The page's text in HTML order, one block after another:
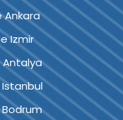
Ankara
Izmir